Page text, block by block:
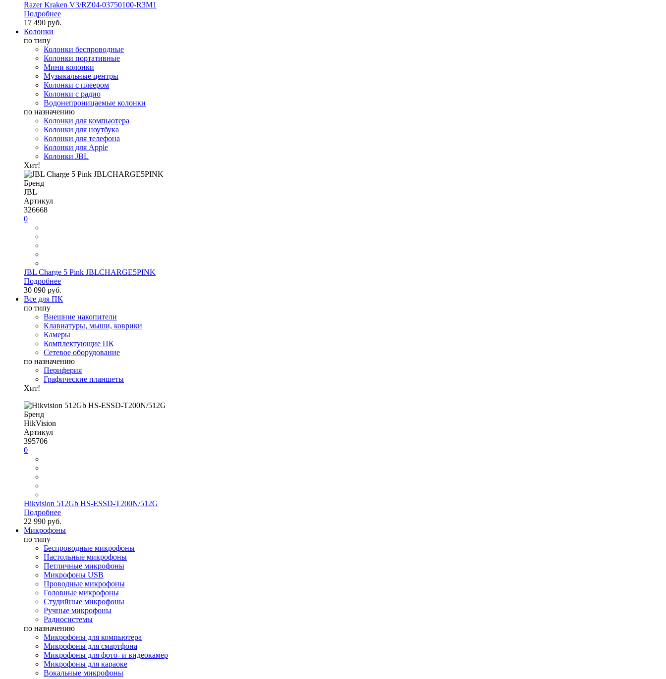
Razer Kraken V3/RZ04-03750100-R3M1
Подробнее
17 490 руб.
Колонки
по типу
Колонки беспроводные
Колонки портативные
Мини колонки
Музыкальные центры
Колонки с плеером
Колонки с радио
Водонепроницаемые колонки
по назначению
Колонки для компьютера
Колонки для ноутбука
Колонки для телефона
Колонки для Apple
Колонки JBL
Хит!
Бренд
JBL
Артикул
326668
0
JBL Charge 5 Pink JBLCHARGE5PINK
Подробнее
30 090 руб.
Все для ПК
по типу
Внешние накопители
Клавиатуры, мыши, коврики
Камеры
Комплектующие ПК
Сетевое оборудование
по назначению
Периферия
Графические планшеты
Хит!
Бренд
HikVision
Артикул
395706
0
Hikvision 512Gb HS-ESSD-T200N/512G
Подробнее
22 990 руб.
Микрофоны
по типу
Беспроводные микрофоны
Настольные микрофоны
Петличные микрофоны
Микрофоны USB
Проводные микрофоны
Головные микрофоны
Студийные микрофоны
Ручные микрофоны
Радиосистемы
по назначению
Микрофоны для компьютера
Микрофоны для смартфона
Микрофоны для фото- и видеокамер
Микрофоны для караоке
Вокальные микрофоны